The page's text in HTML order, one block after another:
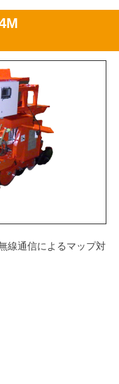
線通信によるマップ対